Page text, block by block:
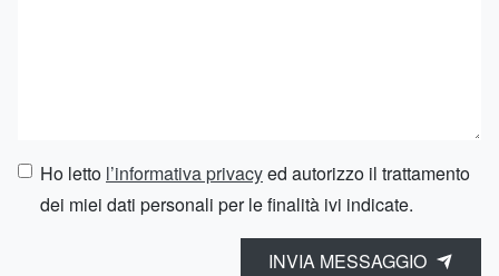
Ho letto l’informativa privacyed autorizzo il trattamento
dei miei dati personali per le finalità ivi indicate.
INVIA MESSAGGIO